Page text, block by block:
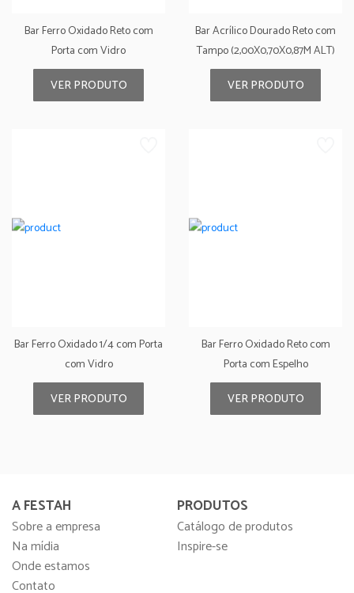
Bar Ferro Oxidado Reto com
Porta com Vidro
VER PRODUTO
Bar Acrílico Dourado Reto com
Tampo (2,00X0,70X0,87M ALT)
VER PRODUTO
Bar Ferro Oxidado 1/4 com Porta
com Vidro
VER PRODUTO
Bar Ferro Oxidado Reto com
Porta com Espelho
VER PRODUTO
A FESTAH
Sobre a empresa
Na mídia
Onde estamos
Contato
PRODUTOS
Catálogo de produtos
Inspire-se